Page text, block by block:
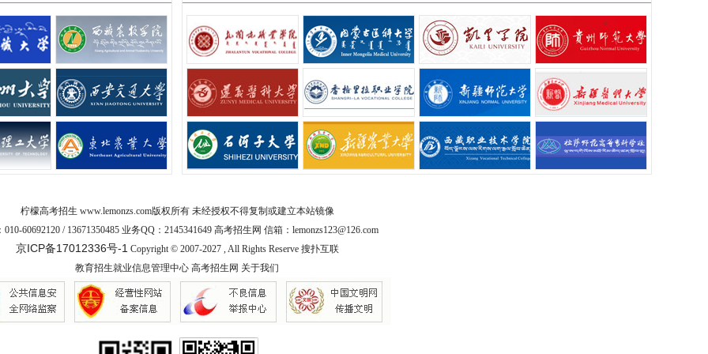
柠檬高考招生 www.lemonzs.com版权所有 未经授权不得复制或建立本站镜像
010-60692120 / 13671350485 业务QQ：2145341649 高考招生网 信箱：lemonzs123@126.com
京ICP备17012336号-1Copyright © 2007-2027 , All Rights Reserve 搜扑互联
教育招生就业信息管理中心 高考招生网 关于我们